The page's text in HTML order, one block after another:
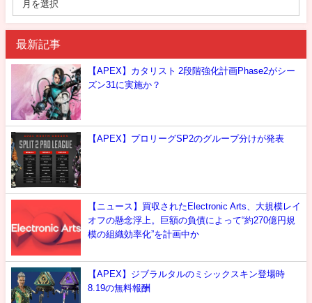
最新記事
【APEX】カタリスト 2段階強化計画Phase2がシー
ズン31に実施か？
【APEX】プロリーグSP2のグループ分けが発表
【ニュース】買収されたElectronic Arts、大規模レイ
オフの懸念浮上。巨額の負債によって“約270億円規
模の組織効率化”を計画中か
【APEX】ジブラルタルのミシックスキン登場時
8.19の無料報酬